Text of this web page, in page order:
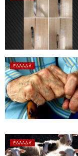
ΕΛΛΆΔΑ
ΕΛΛΆΔΑ